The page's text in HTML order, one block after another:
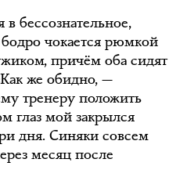
бессознательное,
чокается рюмкой
причём оба сидят
же обидно, —
тренеру положить
глаз мой закрылся
дня. Синяки совсем
месяц после